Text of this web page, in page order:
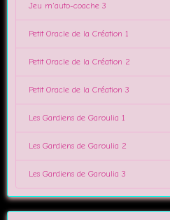
Jeu m'auto-coache 3
Petit Oracle de la Création 1
Petit Oracle de la Création 2
Petit Oracle de la Création 3
Les Gardiens de Garoulia 1
Les Gardiens de Garoulia 2
Les Gardiens de Garoulia 3